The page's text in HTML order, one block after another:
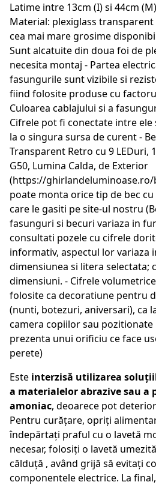
Latime intre 13cm (I) si 44cm
Material: plexiglass
cea mai mare grosime
Sunt alcatuite din doua foi de
necesita montaj - Partea
fasungurile sunt vizibile si
fiind folosite produse cu
Culoarea cablajului si a
Cifrele pot fi conectate intre ele
la o singura sursa de curent -
Transparent Retro cu 9 LEDuri,
G50, Lumina Calda, de Exterior
(https://ghirlandeluminoase.ro/
poate monta orice tip de bec
care le gasiti pe site-ul nostru
fasunguri si becuri variaza in
consultati pozele cu cifrele
informativ, aspectul lor variaza
dimensiunea si litera selectata;
dimensiuni. - Cifrele
folosite ca decoratiune pentru
(nunti, botezuri, aniversari), ca
camera copiilor sau
prezenta unui orificiu ce face
perete)
Este interzisă utilizarea
a materialelor abrazive sau a
amoniac, deoarece pot
Pentru curățare, opriți
îndepărtați praful cu o lavetă
necesar, folosiți o lavetă
călduță , având grijă să evitați
componentele electrice. La